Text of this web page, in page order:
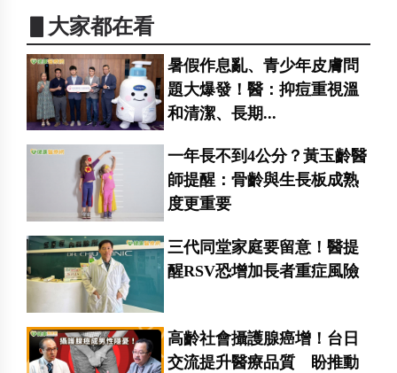
▋大家都在看
暑假作息亂、青少年皮膚問
題大爆發！醫：抑痘重視溫
和清潔、長期...
一年長不到4公分？黃玉齡醫
師提醒：骨齡與生長板成熟
度更重要
三代同堂家庭要留意！醫提
醒RSV恐增加長者重症風險
高齡社會攝護腺癌增！台日
交流提升醫療品質 盼推動